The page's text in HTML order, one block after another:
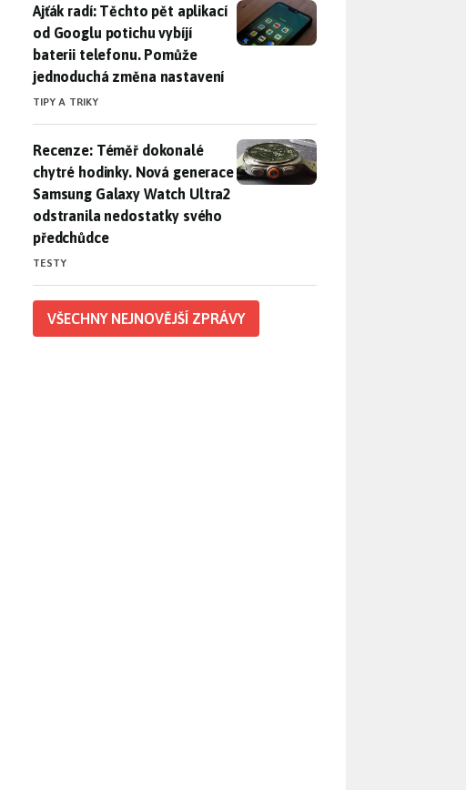
Ajťák radí: Těchto pět aplikací od Googlu potichu vybíjí baterii
Ajťák radí: Těchto pět aplikací
od Googlu potichu vybíjí
baterii telefonu. Pomůže
jednoduchá změna nastavení
TIPY A TRIKY
Recenze: Téměř dokonalé chytré hodinky. Nová generace
Recenze: Téměř dokonalé
chytré hodinky. Nová generace
Samsung Galaxy Watch Ultra2
odstranila nedostatky svého
předchůdce
TESTY
VŠECHNY NEJNOVĚJŠÍ ZPRÁVY